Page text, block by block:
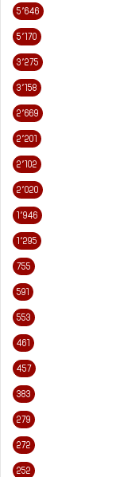
5٬646
5٬170
3٬275
3٬158
2٬669
2٬201
2٬102
2٬020
1٬946
1٬295
755
591
553
461
457
383
279
272
252